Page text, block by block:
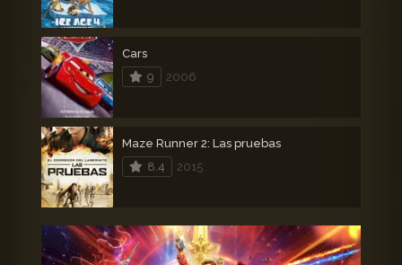
Cars
9
2006
Maze Runner 2: Las pruebas
8.4
2015